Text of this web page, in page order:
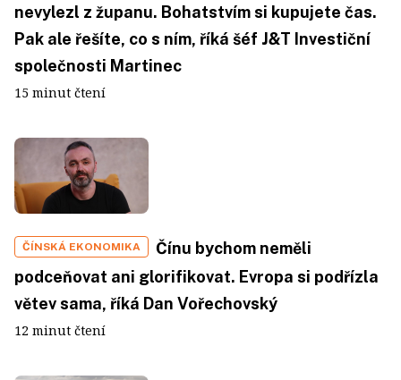
nevylezl z županu. Bohatstvím si kupujete čas.
Pak ale řešíte, co s ním, říká šéf J&T Investiční
společnosti Martinec
15 minut čtení
ČÍNSKÁ EKONOMIKA
Čínu bychom neměli
podceňovat ani glorifikovat. Evropa si podřízla
větev sama, říká Dan Vořechovský
12 minut čtení